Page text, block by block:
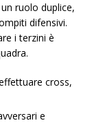
ruolo duplice,
difensivi.
i terzini è
cross,
e